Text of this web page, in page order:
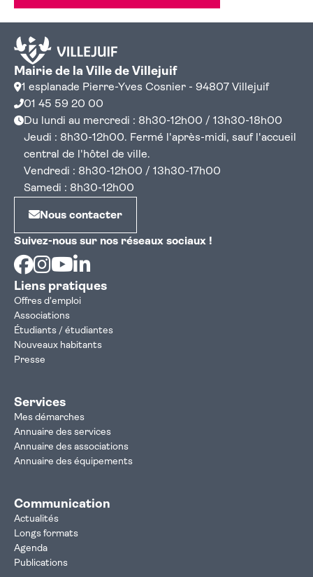
Mairie de la Ville de Villejuif
1 esplanade Pierre-Yves Cosnier - 94807 Villejuif
01 45 59 20 00
Du lundi au mercredi : 8h30-12h00 / 13h30-18h00
Jeudi : 8h30-12h00. Fermé l'après-midi, sauf l'accueil
central de l'hôtel de ville.
Vendredi : 8h30-12h00 / 13h30-17h00
Samedi : 8h30-12h00
Nous contacter
Suivez-nous sur nos réseaux sociaux !
Facebook
Instagram
Youtube
Liens pratiques
Offres d'emploi
Associations
Étudiants / étudiantes
Nouveaux habitants
Presse
Services
Mes démarches
Annuaire des services
Annuaire des associations
Annuaire des équipements
Communication
Actualités
Longs formats
Agenda
Publications